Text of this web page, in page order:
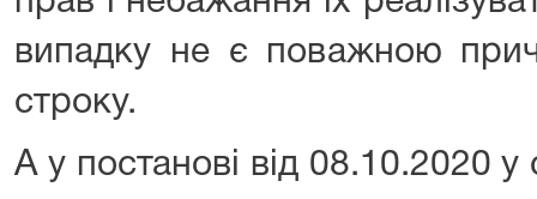
випадку не є поважною
строку.
А у постанові від 08.10.2020